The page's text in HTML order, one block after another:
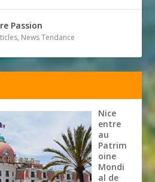
Passion
, News Tendance
Nice
entre
au
Patrim
oine
Mondi
al de